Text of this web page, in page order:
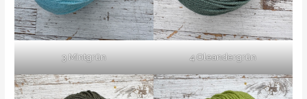
3 Mintgrün 4 Oleandergrün